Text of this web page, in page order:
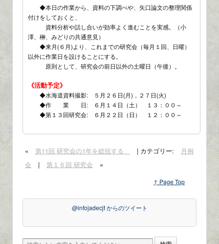
◆本日の作業から、資料の下調べや、矢口論文の整理関係
付けをしておくと、
資料分析や話し合いが効率よく進むことを実感。（小
澤、榊、みどりの共通意見）
◆来月(６月)より、これまでの研究会（毎月１回、日曜）
以外に作業日を設けることにする。
原則として、研究会の前日以外の土曜日（午後）。
《活動予定》
◆水海道資料撮影: ５月２６日(月)，２７日(火)
◆作 業 日: ６月１４日（土） １３：００～
◆第１３回研究会: ６月２２日（日） １２：００～
« 第11回 研究会の1年を総括する | カテゴリー:
月例
会
| 第１６回 研究会 »
↑ Page Top
@infojadecjt からのツイート